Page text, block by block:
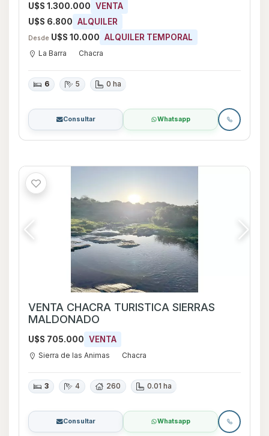
U$S 1.300.000 VENTA
U$S 6.800 ALQUILER
Desde U$S 10.000 ALQUILER TEMPORAL
La Barra Chacra
6 5 0 ha
Consultar Whatsapp
VENTA CHACRA TURISTICA SIERRAS
MALDONADO
U$S 705.000 VENTA
Sierra de las Animas Chacra
3 4 260 0.01 ha
Consultar Whatsapp